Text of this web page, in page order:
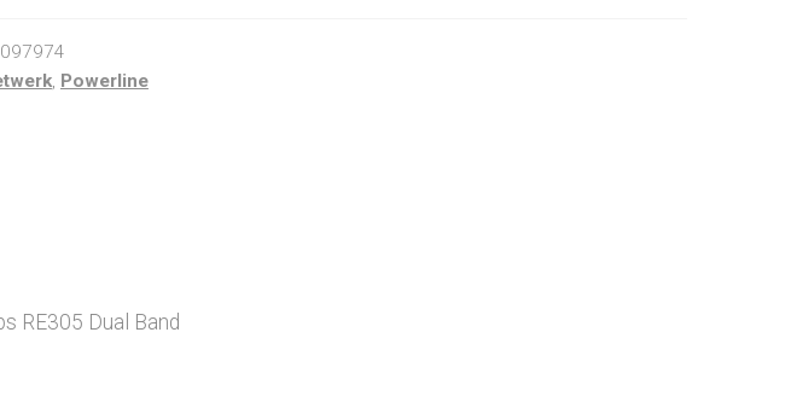
, Powerline
RE305 Dual Band